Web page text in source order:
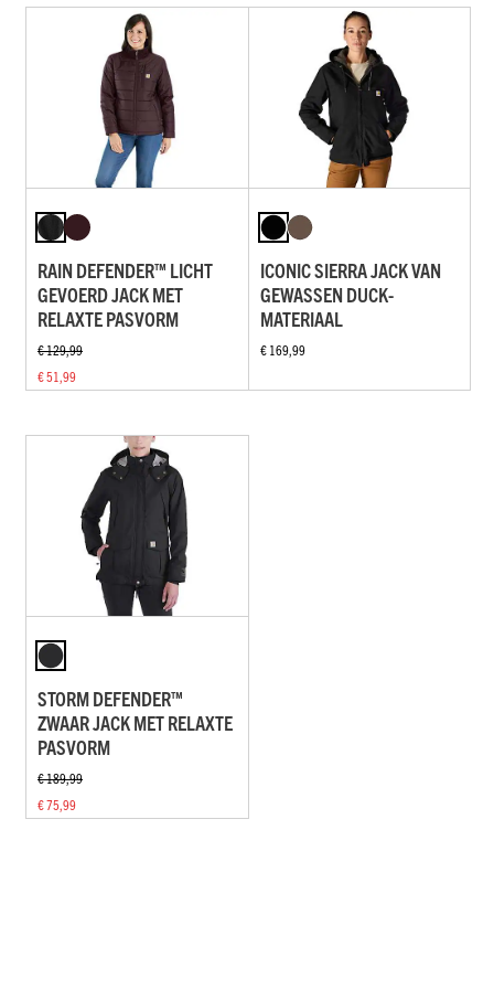
RAIN DEFENDER™ LICHT
GEVOERD JACK MET
RELAXTE PASVORM
€ 129,99
€ 51,99
ICONIC SIERRA JACK VAN
GEWASSEN DUCK-
MATERIAAL
€ 169,99
STORM DEFENDER™
ZWAAR JACK MET RELAXTE
PASVORM
€ 189,99
€ 75,99